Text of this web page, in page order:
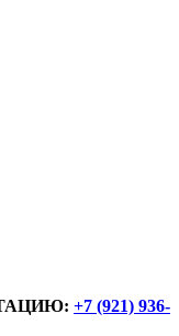
+7 (921) 936-